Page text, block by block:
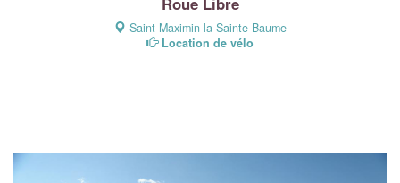
Saint Maximin la Sainte Baume
Location de vélo